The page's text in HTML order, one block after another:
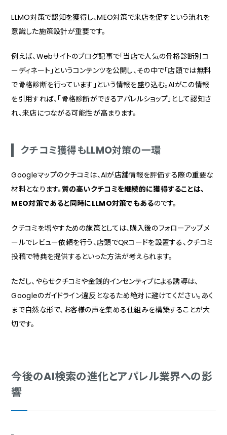
LLMO対策で認知を獲得し、MEO対策で来店を促すという流れを
意識した施策設計が重要です。
例えば、Webサイトのブログ記事で「当店で人気の骨格診断別コ
ーディネート」というコンテンツを公開し、その中で「店頭では無料
で骨格診断を行っています」という情報を盛り込む。AIがこの情報
を引用すれば、「骨格診断ができるアパレルショップ」として認知さ
れ、来店につながる可能性が高まります。
クチコミ獲得もLLMO対策の一環
Googleマップのクチコミは、AIが店舗情報を評価する際の重要な
材料となります。質の高いクチコミを継続的に獲得することは、
MEO対策であると同時にLLMO対策でもあるのです。
クチコミを増やすための施策としては、購入後のフォローアップメ
ールでレビュー依頼を行う、店頭でQRコードを設置する、クチコミ
投稿で特典を提供するといった方法が考えられます。
ただし、やらせクチコミや金銭的インセンティブによる誘導は、
Googleのガイドライン違反となるため絶対に避けてください。あく
まで自然な形で、お客様の声を集める仕組みを構築することが大
切です。
今後のAI検索の進化とアパレル業界への影
響